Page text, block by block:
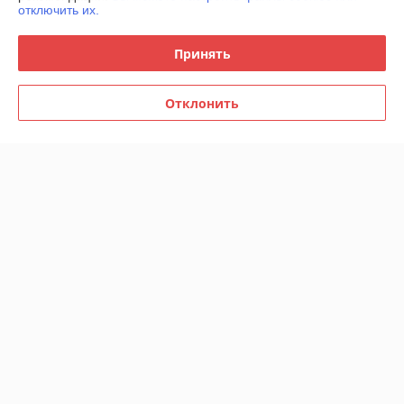
График работы
Полная версия сайта
Политика обработки cookies
отключить их.
Принять
Отклонить